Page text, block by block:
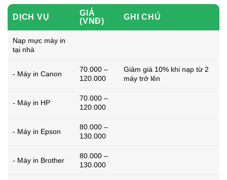
DỊCH VỤ
GIÁ
(VNĐ)
GHI CHÚ
Nạp mực máy in
tại nhà
- Máy in Canon
70.000 –
120.000
Giảm giá 10% khi nạp từ 2
máy trở lên
- Máy in HP
70.000 –
120.000
- Máy in Epson
80.000 –
130.000
- Máy in Brother
80.000 –
130.000